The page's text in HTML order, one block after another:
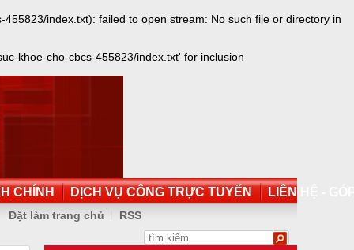
index.txt): failed to open stream: No such file or directory in
khoe-cho-cbcs-455823/index.txt' for inclusion
CHÍNH DỊCH VỤ CÔNG TRỰC TUYẾN LIÊN HỆ -
Đặt làm trang chủ RSS